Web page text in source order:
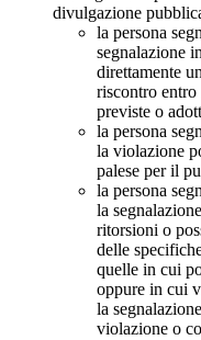
divulgazione
la persona
segnalazione
direttamente
riscontro
previste o
la persona
la violazione
palese per il
la persona
la
ritorsioni o
delle
quelle in cui
oppure in cui
la
violazione o